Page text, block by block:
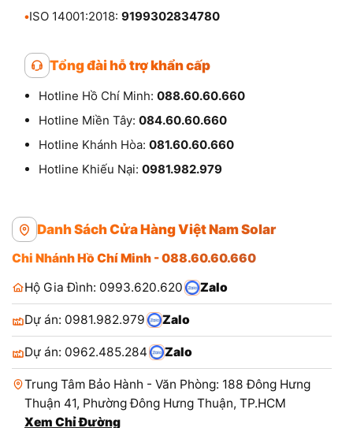
•ISO 14001:2018: 9199302834780
Tổng đài hỗ trợ khẩn cấp
Hotline Hồ Chí Minh: 088.60.60.660
Hotline Miền Tây: 084.60.60.660
Hotline Khánh Hòa: 081.60.60.660
Hotline Khiếu Nại: 0981.982.979
Danh Sách Cửa Hàng Việt Nam Solar
Chi Nhánh Hồ Chí Minh - 088.60.60.660
Hộ Gia Đình: 0993.620.620
Zalo
Dự án: 0981.982.979 Zalo
Dự án: 0962.485.284 Zalo
Trung Tâm Bảo Hành - Văn Phòng: 188 Đông Hưng
Thuận 41, Phường Đông Hưng Thuận, TP.HCM
Xem Chỉ Đường